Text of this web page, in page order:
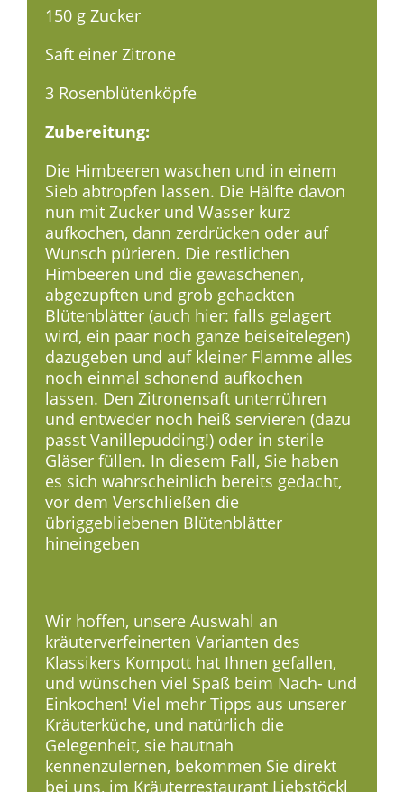
150 g Zucker
Saft einer Zitrone
3 Rosenblütenköpfe
Zubereitung:
Die Himbeeren waschen und in einem
Sieb abtropfen lassen. Die Hälfte davon
nun mit Zucker und Wasser kurz
aufkochen, dann zerdrücken oder auf
Wunsch pürieren. Die restlichen
Himbeeren und die gewaschenen,
abgezupften und grob gehackten
Blütenblätter (auch hier: falls gelagert
wird, ein paar noch ganze beiseitelegen)
dazugeben und auf kleiner Flamme alles
noch einmal schonend aufkochen
lassen. Den Zitronensaft unterrühren
und entweder noch heiß servieren (dazu
passt Vanillepudding!) oder in sterile
Gläser füllen. In diesem Fall, Sie haben
es sich wahrscheinlich bereits gedacht,
vor dem Verschließen die
übriggebliebenen Blütenblätter
hineingeben
Wir hoffen, unsere Auswahl an
kräuterverfeinerten Varianten des
Klassikers Kompott hat Ihnen gefallen,
und wünschen viel Spaß beim Nach- und
Einkochen! Viel mehr Tipps aus unserer
Kräuterküche, und natürlich die
Gelegenheit, sie hautnah
kennenzulernen, bekommen Sie direkt
bei uns, im Kräuterrestaurant Liebstöckl